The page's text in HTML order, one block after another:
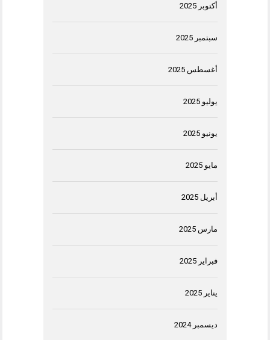
أكتوبر 2025
سبتمبر 2025
أغسطس 2025
يوليو 2025
يونيو 2025
مايو 2025
أبريل 2025
مارس 2025
فبراير 2025
يناير 2025
ديسمبر 2024